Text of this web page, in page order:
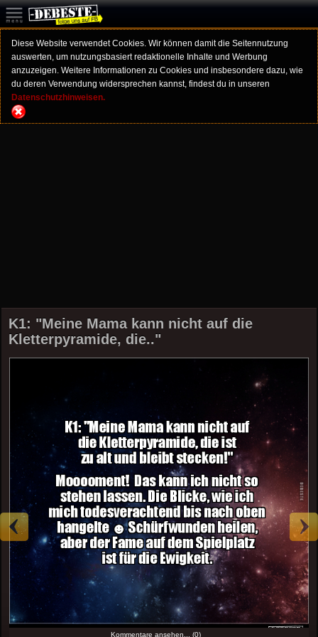
Diese Website verwendet Cookies. Wir können damit die Seitennutzung
auswerten, um nutzungsbasiert redaktionelle Inhalte und Werbung
anzuzeigen. Weitere Informationen zu Cookies und insbesondere dazu, wie
du deren Verwendung widersprechen kannst, findest du in unseren
Datenschutzhinweisen.
K1: "Meine Mama kann nicht auf die
Kletterpyramide, die.."
Kommentare ansehen... (0)